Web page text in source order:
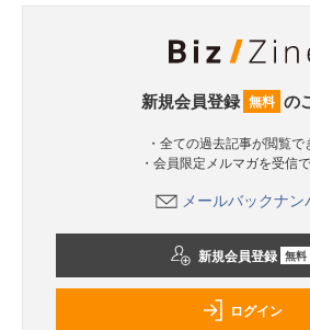
新規会員登録 無料 の
・全ての過去記事が閲覧で
・会員限定メルマガを受信
メールバックナン
新規会員登録 無料
ログイン